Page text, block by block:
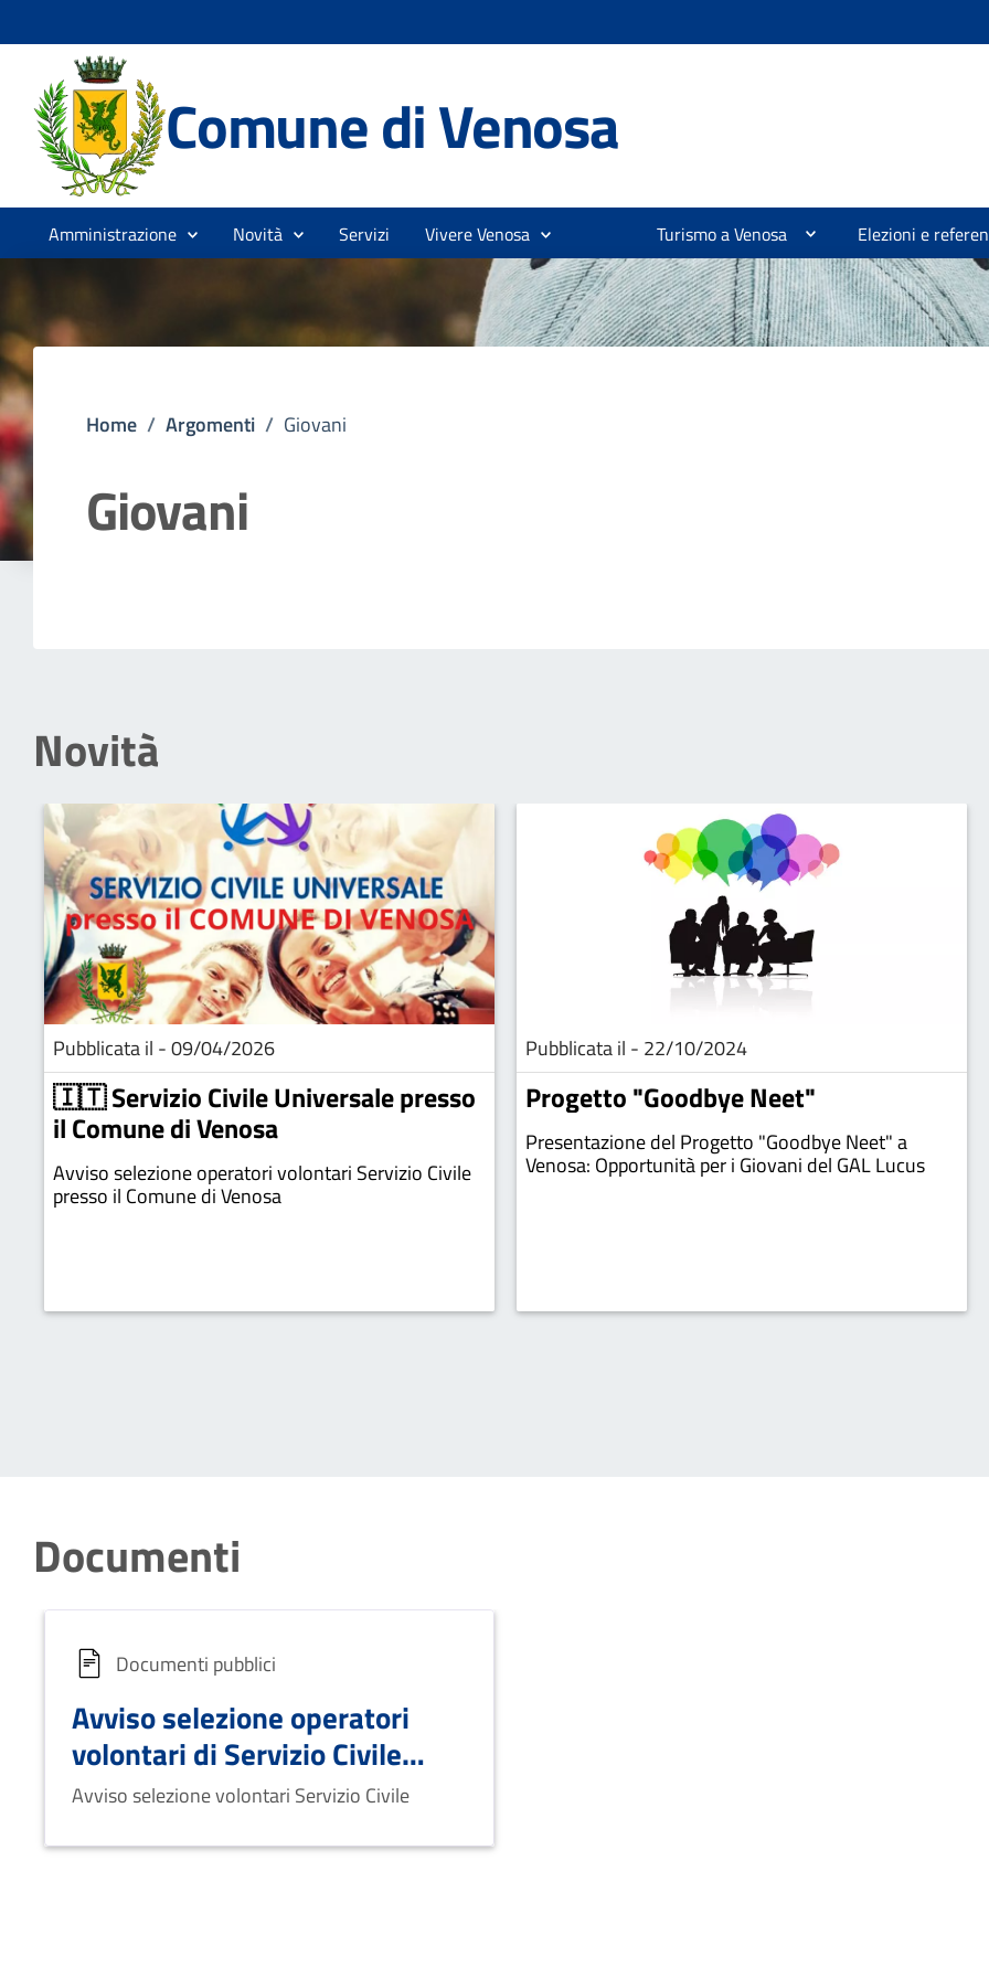
Comune di Venosa
Amministrazione Novità Servizi Vivere Venosa Turismo a Venosa Elezioni e
Home / Argomenti / Giovani
Giovani
Novità
Pubblicata il - 09/04/2026
🇮🇹 Servizio Civile Universale presso
il Comune di Venosa
Avviso selezione operatori volontari Servizio Civile
presso il Comune di Venosa
Pubblicata il - 22/10/2024
Progetto "Goodbye Neet"
Presentazione del Progetto "Goodbye Neet" a
Venosa: Opportunità per i Giovani del GAL Lucus
Documenti
Documenti pubblici
Avviso selezione operatori
volontari di Servizio Civile
presso il Comune di Venosa
Avviso selezione volontari Servizio Civile